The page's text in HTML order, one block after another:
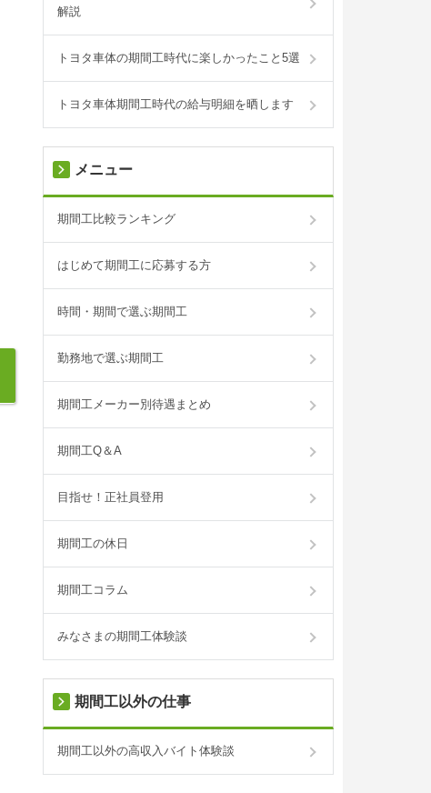
解説
トヨタ車体の期間工時代に楽しかったこと5選
トヨタ車体期間工時代の給与明細を晒します
メニュー
期間工比較ランキング
はじめて期間工に応募する方
時間・期間で選ぶ期間工
勤務地で選ぶ期間工
期間工メーカー別待遇まとめ
期間工Q＆A
目指せ！正社員登用
期間工の休日
期間工コラム
みなさまの期間工体験談
期間工以外の仕事
期間工以外の高収入バイト体験談